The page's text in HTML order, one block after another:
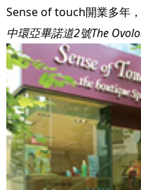
Sense of touch開業多年
中環亞畢諾道2號The